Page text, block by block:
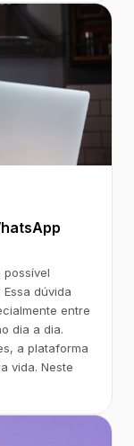
dúvida
entre
dia a dia.
a plataforma
vida. Neste